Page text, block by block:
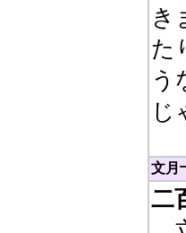
き
た
う
じ
文月
二